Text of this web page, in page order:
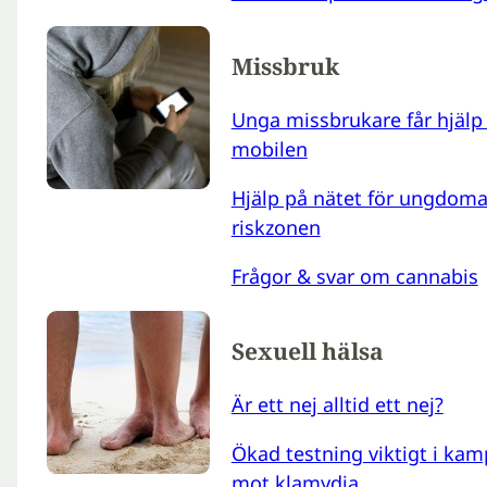
Missbruk
Unga missbrukare får hjälp
mobilen
Hjälp på nätet för
riskzonen
Frågor & svar om cannabis
Sexuell hälsa
Är ett nej alltid ett nej?
Ökad testning viktigt i